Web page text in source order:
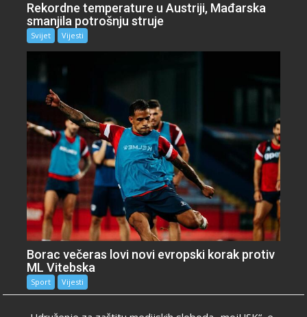
Rekordne temperature u Austriji, Mađarska
smanjila potrošnju struje
Svijet Vijesti
Borac večeras lovi novi evropski korak protiv
ML Vitebska
Sport Vijesti